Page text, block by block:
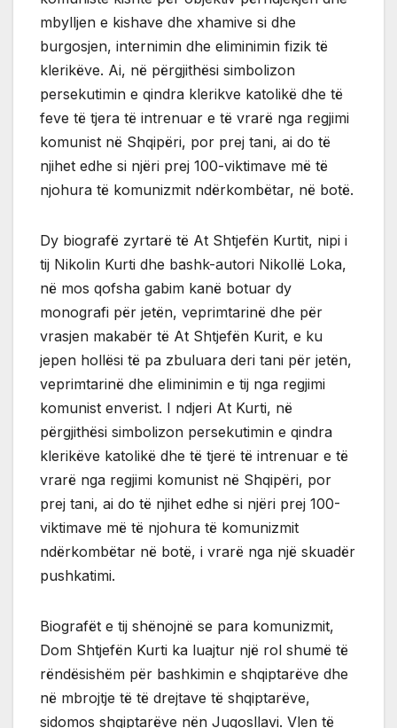
mbylljen e kishave dhe xhamive si dhe
burgosjen, internimin dhe eliminimin fizik të
klerikëve. Ai, në përgjithësi simbolizon
persekutimin e qindra klerikve katolikë dhe të
feve të tjera të intrenuar e të vrarë nga regjimi
komunist në Shqipëri, por prej tani, ai do të
njihet edhe si njëri prej 100-viktimave më të
njohura të komunizmit ndërkombëtar, në botë.
Dy biografë zyrtarë të At Shtjefën Kurtit, nipi i
tij Nikolin Kurti dhe bashk-autori Nikollë Loka,
në mos qofsha gabim kanë botuar dy
monografi për jetën, veprimtarinë dhe për
vrasjen makabër të At Shtjefën Kurit, e ku
jepen hollësi të pa zbuluara deri tani për jetën,
veprimtarinë dhe eliminimin e tij nga regjimi
komunist enverist. I ndjeri At Kurti, në
përgjithësi simbolizon persekutimin e qindra
klerikëve katolikë dhe të tjerë të intrenuar e të
vrarë nga regjimi komunist në Shqipëri, por
prej tani, ai do të njihet edhe si njëri prej 100-
viktimave më të njohura të komunizmit
ndërkombëtar në botë, i vrarë nga një skuadër
pushkatimi.
Biografët e tij shënojnë se para komunizmit,
Dom Shtjefën Kurti ka luajtur një rol shumë të
rëndësishëm për bashkimin e shqiptarëve dhe
në mbrojtje të të drejtave të shqiptarëve,
sidomos shqiptarëve nën Jugosllavi. Vlen të